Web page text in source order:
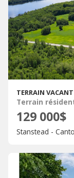
TERRAIN
Terrain
129 000$
Stanstead -